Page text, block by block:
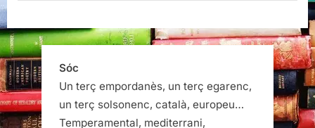
Sóc
Un terç empordanès, un terç egarenc,
un terç solsonenc, català, europeu…
Temperamental, mediterrani,